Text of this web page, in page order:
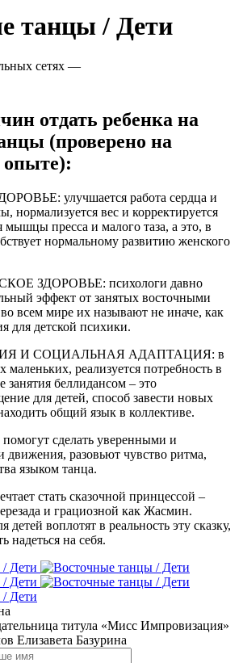
танцы / Дети
сетях —
отдать ребенка на
(проверено на
опыте):
улучшается работа сердца и
нормализуется вес и корректируется
мышцы пресса и малого таза, а это, в
нормальному развитию женского
ЗДОРОВЬЕ: психологи давно
эффект от занятых восточными
всем мире их называют не иначе, как
для детской психики.
И СОЦИАЛЬНАЯ АДАПТАЦИЯ: в
маленьких, реализуется потребность в
беллидансом – это
для детей, способ завести новых
общий язык в коллективе.
сделать уверенными и
разовьют чувство ритма,
языком танца.
стать сказочной принцессой –
и грациозной как Жасмин.
воплотят в реальность эту сказку,
надеться на себя.
титула «Мисс Импровизация»
Елизавета Базурина